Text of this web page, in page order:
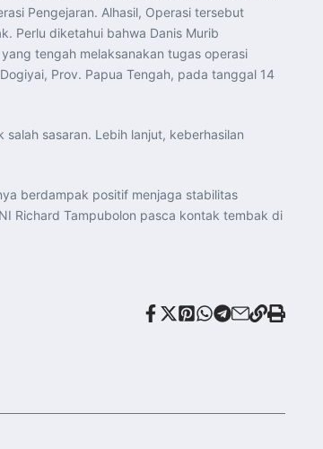
Pengejaran. Alhasil, Operasi tersebut
Perlu diketahui bahwa Danis Murib
tengah melaksanakan tugas operasi
Prov. Papua Tengah, pada tanggal 14
sasaran. Lebih lanjut, keberhasilan
berdampak positif menjaga stabilitas
Richard Tampubolon pasca kontak tembak di